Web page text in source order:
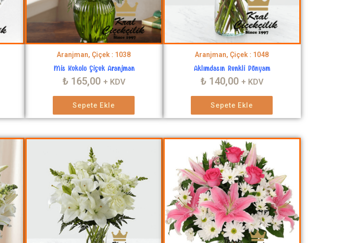
Aranjman, Çiçek : 1038
Mis Kokulu Çiçek Aranjman
₺ 165,00 + KDV
Sepete Ekle
Aranjman, Çiçek : 1048
Aklımdasın Renkli Dünyam
₺ 140,00 + KDV
Sepete Ekle